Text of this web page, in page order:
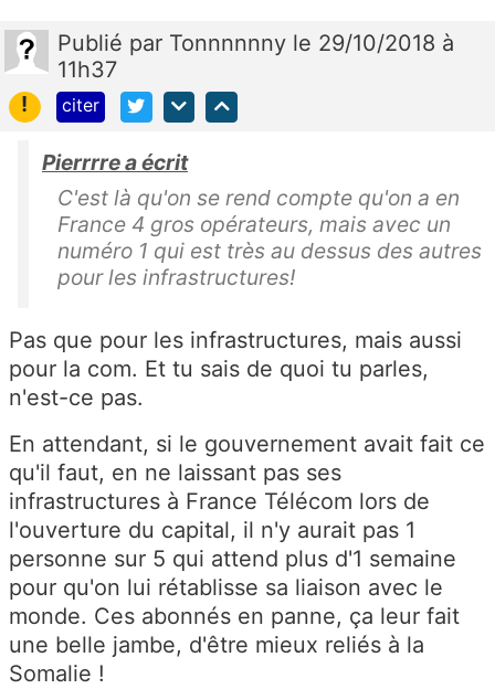
Publié par Tonnnnnny le 29/10/2018 à
11h37
!
citer
Pierrrre a écrit
C'est là qu'on se rend compte qu'on a en
France 4 gros opérateurs, mais avec un
numéro 1 qui est très au dessus des autres
pour les infrastructures!
Pas que pour les infrastructures, mais aussi
pour la com. Et tu sais de quoi tu parles,
n'est-ce pas.
En attendant, si le gouvernement avait fait ce
qu'il faut, en ne laissant pas ses
infrastructures à France Télécom lors de
l'ouverture du capital, il n'y aurait pas 1
personne sur 5 qui attend plus d'1 semaine
pour qu'on lui rétablisse sa liaison avec le
monde. Ces abonnés en panne, ça leur fait
une belle jambe, d'être mieux reliés à la
Somalie !